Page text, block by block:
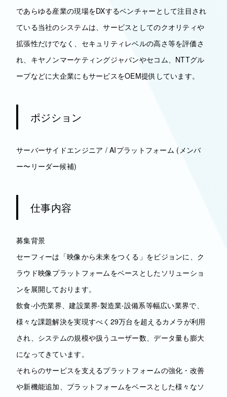
であらゆる産業の現場をDXするベンチャーとして注目され
ている当社のシステムは、サービスとしてのクオリティや
拡張性だけでなく、セキュリティレベルの高さ等を評価さ
れ、キヤノンマーケティングジャパンやセコム、NTTグル
ープなどに大企業にもサービスをOEM提供しています。
ポジション
サーバーサイドエンジニア / AIプラットフォーム (メンバ
ー〜リーダー候補)
仕事内容
募集背景
セーフィーは「映像から未来をつくる」をビジョンに、ク
ラウド映像プラットフォームをベースとしたソリューショ
ンを展開しております。
飲⾷‧⼩売業界、建設業界‧製造業‧設備系等幅広い業界で、
様々な課題解決を実現すべく29万台を超えるカメラが利⽤
され、システムの規模や扱うユーザー数、データ量も膨⼤
になってきています。
それらのサービスを⽀えるプラットフォームの強化・改善
や新機能追加、プラットフォームをベースとした様々なソ